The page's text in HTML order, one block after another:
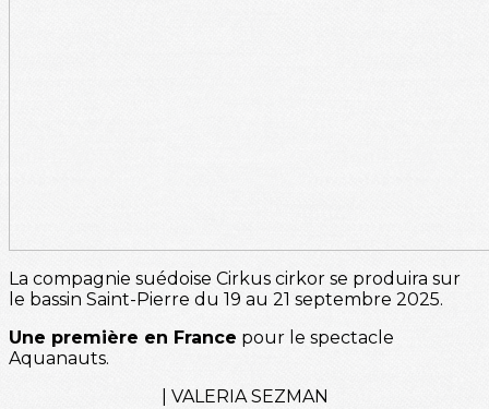
La compagnie suédoise Cirkus cirkor se produira sur
le bassin Saint-Pierre du 19 au 21 septembre 2025.
Une première en France pour le spectacle
Aquanauts.
| VALERIA SEZMAN